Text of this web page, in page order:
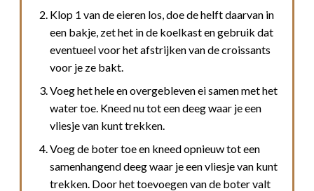
Klop 1 van de eieren los, doe de helft daarvan in
een bakje, zet het in de koelkast en gebruik dat
eventueel voor het afstrijken van de croissants
voor je ze bakt.
Voeg het hele en overgebleven ei samen met het
water toe. Kneed nu tot een deeg waar je een
vliesje van kunt trekken.
Voeg de boter toe en kneed opnieuw tot een
samenhangend deeg waar je een vliesje van kunt
trekken. Door het toevoegen van de boter valt